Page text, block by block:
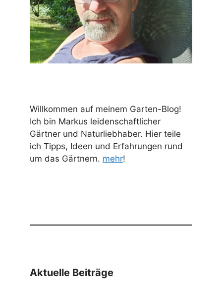
Willkommen auf meinem Garten-Blog!
Ich bin Markus leidenschaftlicher
Gärtner und Naturliebhaber. Hier teile
ich Tipps, Ideen und Erfahrungen rund
um das Gärtnern. mehr!
Aktuelle Beiträge